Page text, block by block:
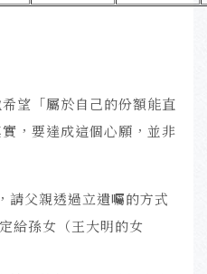
望「屬於自己的份額能直
，要達成這個心願，並非
請父親透過立遺囑的方式
給孫女（王大明的女